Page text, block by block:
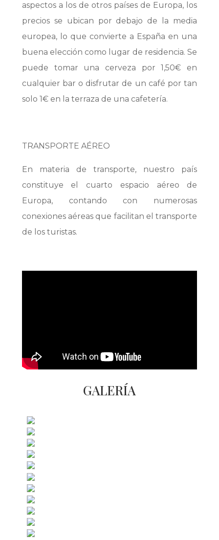
aspectos a los de otros países de Europa, los
precios se ubican por debajo de la media
europea, lo que convierte a España en una
buena elección como lugar de residencia. Se
puede tomar una cerveza por 1,50€ en
cualquier bar o disfrutar de un café por tan
solo 1€ en la terraza de una cafetería.
TRANSPORTE AÉREO
En materia de transporte, nuestro país
constituye el cuarto espacio aéreo de
Europa, contando con numerosas
conexiones aéreas que facilitan el transporte
de los turistas.
GALERÍA